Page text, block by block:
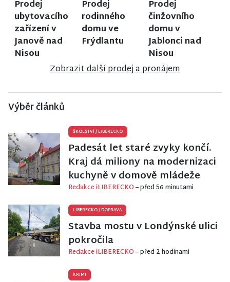
Prodej
ubytovacího
zařízení v
Janově nad
Nisou
Prodej
rodinného
domu ve
Frýdlantu
Prodej
činžovního
domu v
Jablonci nad
Nisou
Zobrazit další prodej a pronájem
Výběr článků
ŠKOLSTVÍ/LIBERECKO
Padesát let staré zvyky končí.
Kraj dá miliony na modernizaci
kuchyně v domově mládeže
Redakce iLIBERECKO– před 56 minutami
LIBERECKO/DOPRAVA
Stavba mostu v Londýnské ulici
pokročila
Redakce iLIBERECKO– před 2 hodinami
KRIMI